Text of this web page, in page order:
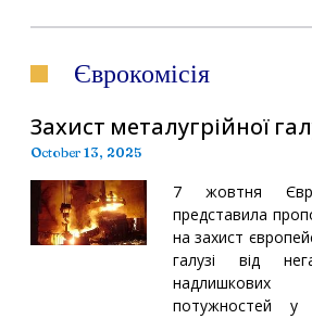
Єврокомісія
Захист металугрійної
October 13, 2025
7 жовтня
представила
на захист
галузі від
потужностей у